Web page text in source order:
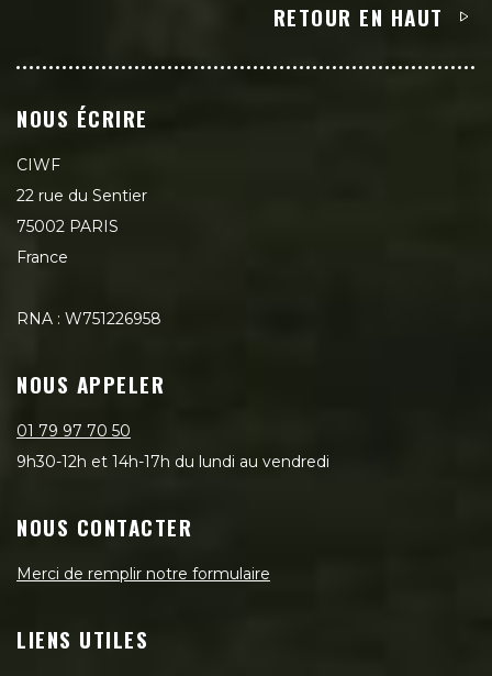
RETOUR EN HAUT
NOUS ÉCRIRE
CIWF
22 rue du Sentier
75002 PARIS
France
RNA : W751226958
NOUS APPELER
01 79 97 70 50
9h30-12h et 14h-17h du lundi au vendredi
NOUS CONTACTER
Merci de remplir notre formulaire
LIENS UTILES